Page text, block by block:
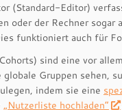
(Standard-Editor)
oder der Rechner
funktioniert auch für
sind eine vor
globale Gruppen sehen,
indem sie eine
„Nutzerliste hochladen“